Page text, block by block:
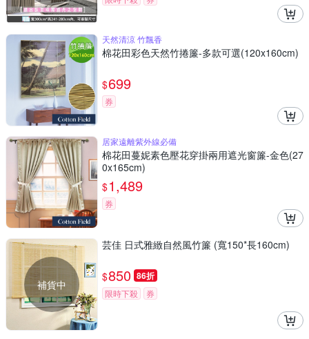
天然清涼 竹飄香
棉花田彩色天然竹捲簾-多款可選(120x160cm)
$699
券
居家遠離紫外線必備
棉花田蔓妮素色壓花穿掛兩用遮光窗簾-金色(27
0x165cm)
$1,489
券
補貨中
芸佳 日式雅緻自然風竹簾 (寬150*長160cm)
$850 86折
限時下殺 券